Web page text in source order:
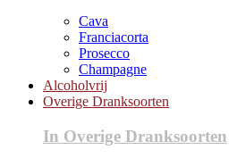
Cava
Franciacorta
Prosecco
Champagne
Alcoholvrij
Overige Dranksoorten
In Overige Dranksoorten